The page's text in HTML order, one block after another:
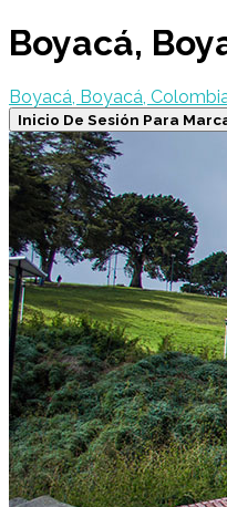
Boyacá,
Boyacá, Boyacá,
Inicio De Sesión Para